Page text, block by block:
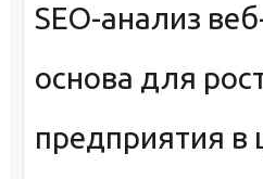
SEO-анализ
основа для
предприятия в